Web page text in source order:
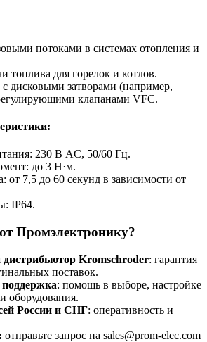
потоками в системах отопления и
топлива для горелок и котлов.
дисковыми затворами (например,
клапанами VFC.
230 В AC, 50/60 Гц.
до 3 Н·м.
от 7,5 до 60 секунд в зависимости от
IP64.
Промэлектронику?
Kromschroder: гарантия
поставок.
: помощь в выборе, настройке
оборудования.
России и СНГ: оперативность и
отправьте запрос на sales@prom-elec.com